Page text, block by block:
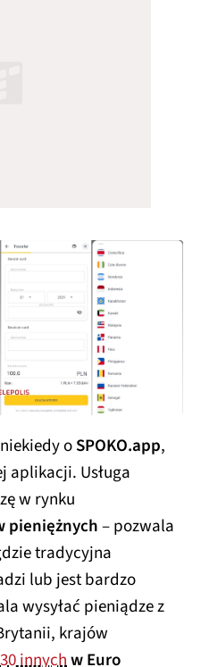
oSPOKO.app,
aplikacji. Usługa
w rynku
pieniężnych– pozwala
tradycyjna
lub jest bardzo
wysyłać pieniądze z
krajów
innychw Euro